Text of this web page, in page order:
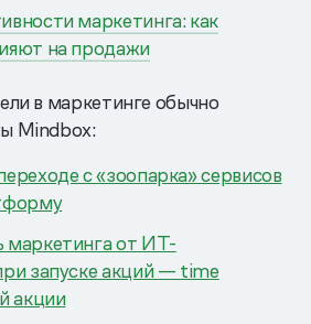
маркетинга: как
на продажи
в маркетинге обычно
Mindbox:
с «зоопарка» сервисов
маркетинга от ИТ-
запуске акций — time
акции